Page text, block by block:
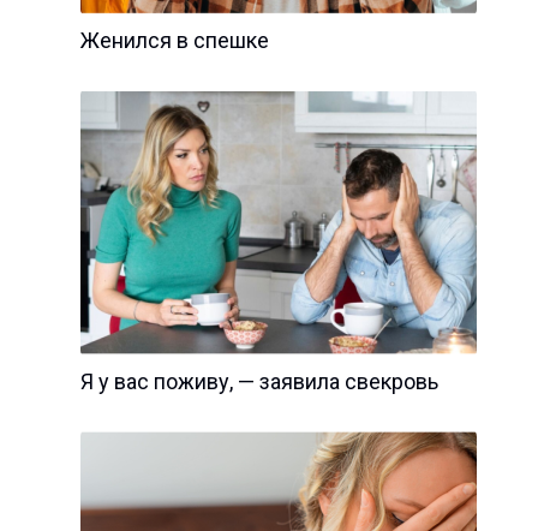
Женился в спешке
Я у вас поживу, — заявила свекровь